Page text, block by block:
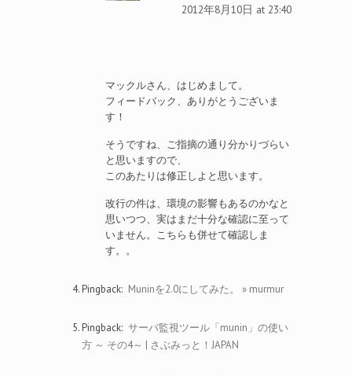
2012年8月10日 at 23:40
マックルさん、はじめまして。
フィードバック、ありがとうございま
す！
そうですね、ご指摘の通り分かりづらい
と思いますので、
このあたりは修正しよと思います。
改行の件は、環境の影響もあるのかなと
思いつつ、実はまだ十分な確認に至って
いません。こちらも併せて確認しま
す。。
Pingback: Muninを2.0にしてみた。 » murmur
Pingback: サーバ監視ツール「munin」の使い
方 ～ その4～ | さぶみっと！JAPAN